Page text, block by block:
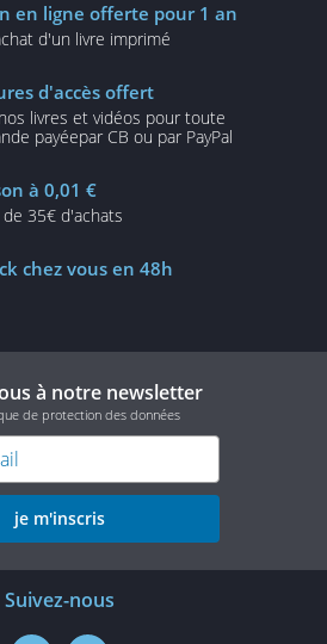
en ligne offerte pour 1 an
d'un livre imprimé
d'accès offert
livres et vidéos pour toute
payéepar CB ou par PayPal
à 0,01 €
35€ d'achats
chez vous en 48h
à notre newsletter
de protection des données
je m'inscris
Suivez-nous